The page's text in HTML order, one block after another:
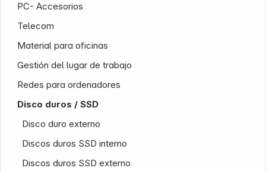
PC- Accesorios
Telecom
Material para oficinas
Gestión del lugar de trabajo
Redes para ordenadores
Disco duros / SSD
Disco duro externo
Discos duros SSD interno
Discos duros SSD externo
News